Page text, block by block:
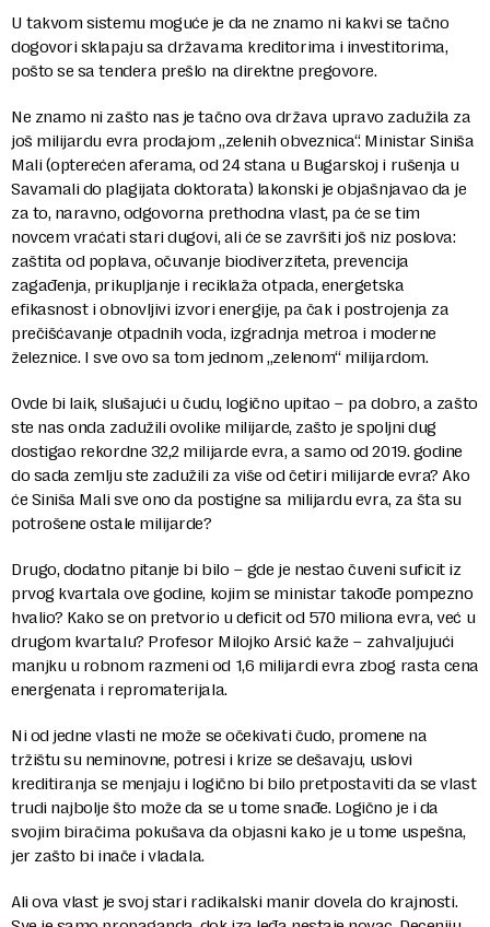
U takvom sistemu moguće je da ne znamo ni kakvi se tačno
dogovori sklapaju sa državama kreditorima i investitorima,
pošto se sa tendera prešlo na direktne pregovore.
Ne znamo ni zašto nas je tačno ova država upravo zadužila za
još milijardu evra prodajom „zelenih obveznica“. Ministar Siniša
Mali (opterećen aferama, od 24 stana u Bugarskoj i rušenja u
Savamali do plagijata doktorata) lakonski je objašnjavao da je
za to, naravno, odgovorna prethodna vlast, pa će se tim
novcem vraćati stari dugovi, ali će se završiti još niz poslova:
zaštita od poplava, očuvanje biodiverziteta, prevencija
zagađenja, prikupljanje i reciklaža otpada, energetska
efikasnost i obnovljivi izvori energije, pa čak i postrojenja za
prečišćavanje otpadnih voda, izgradnja metroa i moderne
železnice. I sve ovo sa tom jednom „zelenom“ milijardom.
Ovde bi laik, slušajući u čudu, logično upitao – pa dobro, a zašto
ste nas onda zadužili ovolike milijarde, zašto je spoljni dug
dostigao rekordne 32,2 milijarde evra, a samo od 2019. godine
do sada zemlju ste zadužili za više od četiri milijarde evra? Ako
će Siniša Mali sve ono da postigne sa milijardu evra, za šta su
potrošene ostale milijarde?
Drugo, dodatno pitanje bi bilo – gde je nestao čuveni suficit iz
prvog kvartala ove godine, kojim se ministar takođe pompezno
hvalio? Kako se on pretvorio u deficit od 570 miliona evra, već u
drugom kvartalu? Profesor Milojko Arsić kaže – zahvaljujući
manjku u robnom razmeni od 1,6 milijardi evra zbog rasta cena
energenata i repromaterijala.
Ni od jedne vlasti ne može se očekivati čudo, promene na
tržištu su neminovne, potresi i krize se dešavaju, uslovi
kreditiranja se menjaju i logično bi bilo pretpostaviti da se vlast
trudi najbolje što može da se u tome snađe. Logično je i da
svojim biračima pokušava da objasni kako je u tome uspešna,
jer zašto bi inače i vladala.
Ali ova vlast je svoj stari radikalski manir dovela do krajnosti.